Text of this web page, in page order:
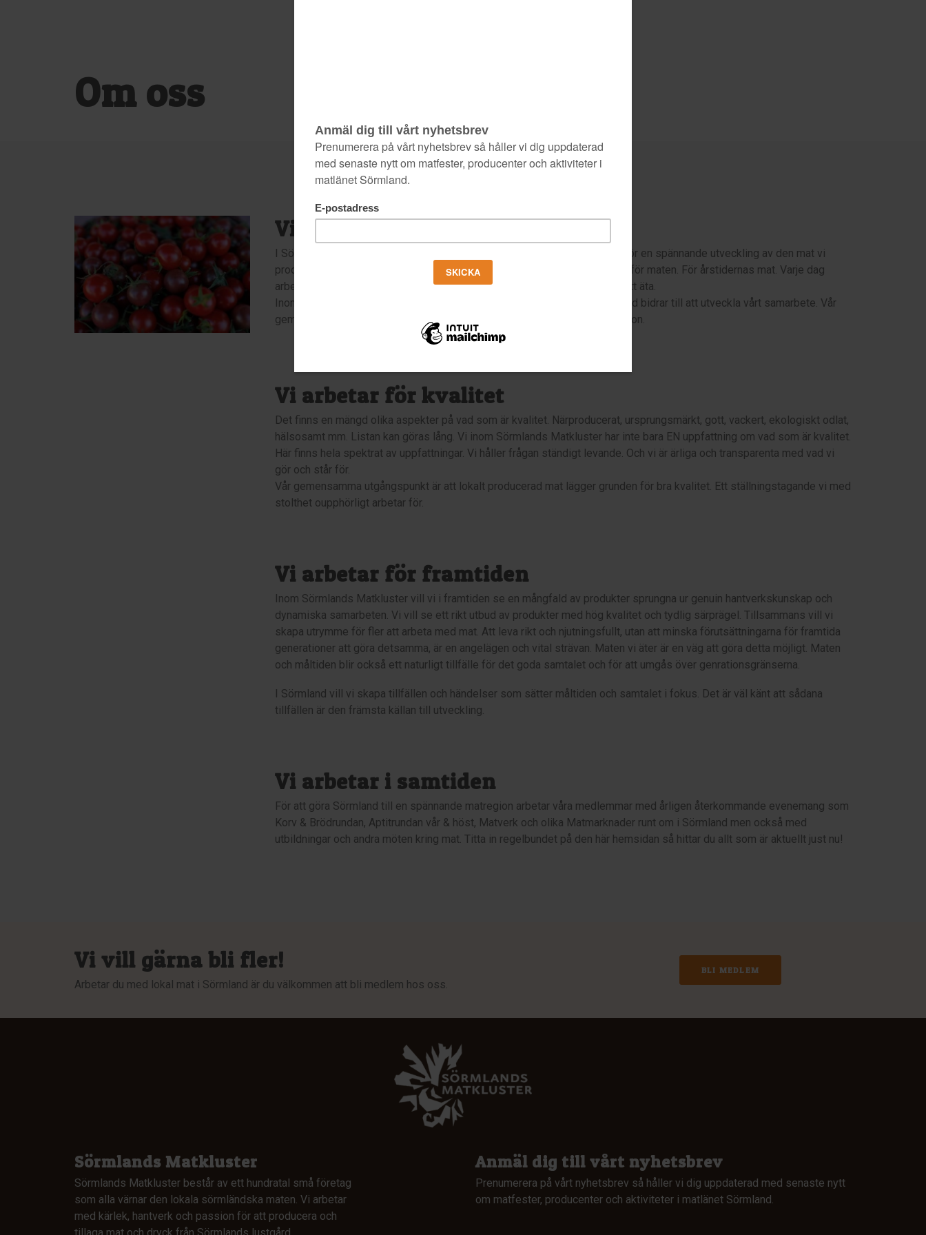
Om oss
Vi arbetar tillsammans
I Sörmland är vi lyckligt lottade. Här finns den rika mångfald som behövs för en spännande utveckling av den mat vi
producerar och äter. I Sörmlands Matkluster bär vi alla på ett engagemang för maten. För årstidernas mat. Varje dag
arbetar vi för att den ska bli bättre och godare och att det ska bli roligare att äta.
Inom matklustret synliggörs de aktörer som engagerar sig och som därmed bidrar till att utveckla vårt samarbete. Vår
gemensamma ambition är att göra Sörmland till en mer spännande matregion.
Vi arbetar för kvalitet
Det finns en mängd olika aspekter på vad som är kvalitet. Närproducerat, ursprungsmärkt, gott, vackert, ekologiskt odlat,
hälsosamt mm. Listan kan göras lång. Vi inom Sörmlands Matkluster har inte bara EN uppfattning om vad som är kvalitet.
Här finns hela spektrat av uppfattningar. Vi håller frågan ständigt levande. Och vi är ärliga och transparenta med vad vi
gör och står för.
Vår gemensamma utgångspunkt är att lokalt producerad mat lägger grunden för bra kvalitet. Ett ställningstagande vi med
stolthet oupphörligt arbetar för.
Vi arbetar för framtiden
Inom Sörmlands Matkluster vill vi i framtiden se en mångfald av produkter sprungna ur genuin hantverkskunskap och
dynamiska samarbeten. Vi vill se ett rikt utbud av produkter med hög kvalitet och tydlig särprägel. Tillsammans vill vi
skapa utrymme för fler att arbeta med mat. Att leva rikt och njutningsfullt, utan att minska förutsättningarna för framtida
generationer att göra detsamma, är en angelägen och vital strävan. Maten vi äter är en väg att göra detta möjligt. Maten
och måltiden blir också ett naturligt tillfälle för det goda samtalet och för att umgås över genrationsgränserna.
I Sörmland vill vi skapa tillfällen och händelser som sätter måltiden och samtalet i fokus. Det är väl känt att sådana
tillfällen är den främsta källan till utveckling.
Vi arbetar i samtiden
För att göra Sörmland till en spännande matregion arbetar våra medlemmar med årligen återkommande evenemang som
Korv & Brödrundan, Aptitrundan vår & höst, Matverk och olika Matmarknader runt om i Sörmland men också med
utbildningar och andra möten kring mat. Titta in regelbundet på den här hemsidan så hittar du allt som är aktuellt just nu!
Vi vill gärna bli fler!
Arbetar du med lokal mat i Sörmland är du välkommen att bli medlem hos oss.
BLI MEDLEM
Sörmlands Matkluster
Sörmlands Matkluster består av ett hundratal små företag
som alla värnar den lokala sörmländska maten. Vi arbetar
med kärlek, hantverk och passion för att producera och
Anmäl dig till vårt nyhetsbrev
Prenumerera på vårt nyhetsbrev så håller vi dig uppdaterad med senaste nytt
om matfester, producenter och aktiviteter i matlänet Sörmland.